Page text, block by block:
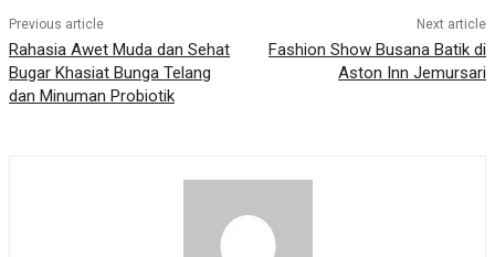
Previous article
Rahasia Awet Muda dan Sehat
Bugar Khasiat Bunga Telang
dan Minuman Probiotik
Next article
Fashion Show Busana Batik di
Aston Inn Jemursari